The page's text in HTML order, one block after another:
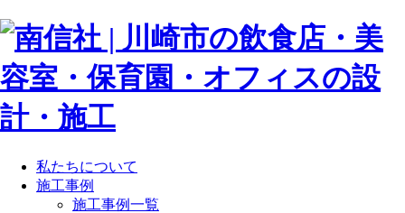
私たちについて
施工事例
施工事例一覧